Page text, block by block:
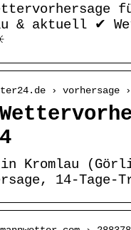
& aktuell ✔
› vorhersage
in Kromlau
14-Tage-